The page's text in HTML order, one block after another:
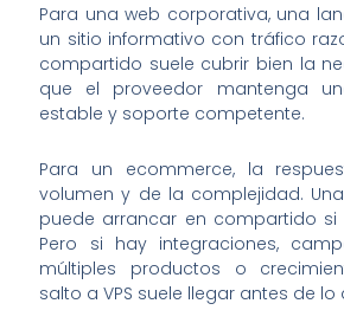
Para una web corporativa, una
un sitio informativo con tráfico
compartido suele cubrir bien la
que el proveedor mantenga
estable y soporte competente.
Para un ecommerce, la
volumen y de la complejidad.
puede arrancar en compartido si
Pero si hay integraciones,
múltiples productos o
salto a VPS suele llegar antes de lo